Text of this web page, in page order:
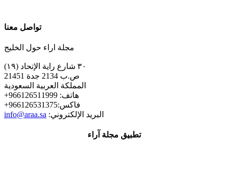
تواصل معنا
مجلة اراء حول الخليج
٣٠ شارع راية الإتحاد (١٩)
ص.ب 2134 جدة 21451
المملكة العربية السعودية
+هاتف: 966126511999
+فاكس:966126531375
info@araa.sa :البريد الإلكتروني
تطبيق مجلة آراء